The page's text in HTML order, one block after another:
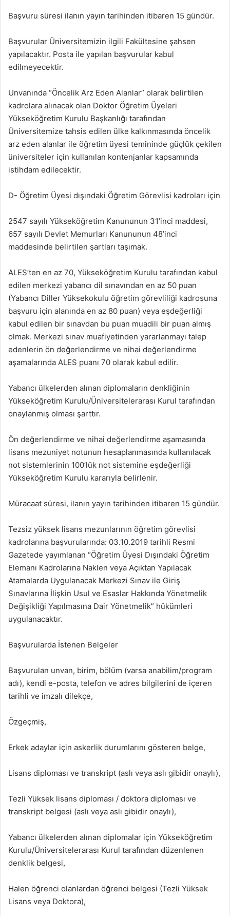
Başvuru süresi ilanın yayın tarihinden itibaren 15 gündür.
Başvurular Üniversitemizin ilgili Fakültesine şahsen
yapılacaktır. Posta ile yapılan başvurular kabul
edilmeyecektir.
Unvanında “Öncelik Arz Eden Alanlar” olarak belirtilen
kadrolara alınacak olan Doktor Öğretim Üyeleri
Yükseköğretim Kurulu Başkanlığı tarafından
Üniversitemize tahsis edilen ülke kalkınmasında öncelik
arz eden alanlar ile öğretim üyesi temininde güçlük çekilen
üniversiteler için kullanılan kontenjanlar kapsamında
istihdam edilecektir.
D- Öğretim Üyesi dışındaki Öğretim Görevlisi kadroları için
2547 sayılı Yükseköğretim Kanununun 31’inci maddesi,
657 sayılı Devlet Memurları Kanununun 48’inci
maddesinde belirtilen şartları taşımak.
ALES’ten en az 70, Yükseköğretim Kurulu tarafından kabul
edilen merkezi yabancı dil sınavından en az 50 puan
(Yabancı Diller Yüksekokulu öğretim görevliliği kadrosuna
başvuru için alanında en az 80 puan) veya eşdeğerliği
kabul edilen bir sınavdan bu puan muadili bir puan almış
olmak. Merkezi sınav muafiyetinden yararlanmayı talep
edenlerin ön değerlendirme ve nihai değerlendirme
aşamalarında ALES puanı 70 olarak kabul edilir.
Yabancı ülkelerden alınan diplomaların denkliğinin
Yükseköğretim Kurulu/Üniversitelerarası Kurul tarafından
onaylanmış olması şarttır.
Ön değerlendirme ve nihai değerlendirme aşamasında
lisans mezuniyet notunun hesaplanmasında kullanılacak
not sistemlerinin 100’lük not sistemine eşdeğerliği
Yükseköğretim Kurulu kararıyla belirlenir.
Müracaat süresi, ilanın yayın tarihinden itibaren 15 gündür.
Tezsiz yüksek lisans mezunlarının öğretim görevlisi
kadrolarına başvurularında: 03.10.2019 tarihli Resmi
Gazetede yayımlanan “Öğretim Üyesi Dışındaki Öğretim
Elemanı Kadrolarına Naklen veya Açıktan Yapılacak
Atamalarda Uygulanacak Merkezi Sınav ile Giriş
Sınavlarına İlişkin Usul ve Esaslar Hakkında Yönetmelik
Değişikliği Yapılmasına Dair Yönetmelik” hükümleri
uygulanacaktır.
Başvurularda İstenen Belgeler
Başvurulan unvan, birim, bölüm (varsa anabilim/program
adı), kendi e-posta, telefon ve adres bilgilerini de içeren
tarihli ve imzalı dilekçe,
Özgeçmiş,
Erkek adaylar için askerlik durumlarını gösteren belge,
Lisans diploması ve transkript (aslı veya aslı gibidir onaylı),
Tezli Yüksek lisans diploması / doktora diploması ve
transkript belgesi (aslı veya aslı gibidir onaylı),
Yabancı ülkelerden alınan diplomalar için Yükseköğretim
Kurulu/Üniversitelerarası Kurul tarafından düzenlenen
denklik belgesi,
Halen öğrenci olanlardan öğrenci belgesi (Tezli Yüksek
Lisans veya Doktora),